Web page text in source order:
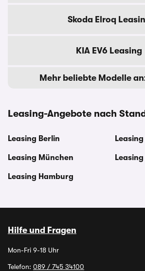
Skoda Elroq
KIA EV6 Leasing
Mehr beliebte Modelle
Leasing-Angebote nach
Leasing Berlin
Leasing München
Leasing Hamburg
Hilfe und Fragen
Mon-Fri 9-18 Uhr
Telefon: 089 / 745 34100